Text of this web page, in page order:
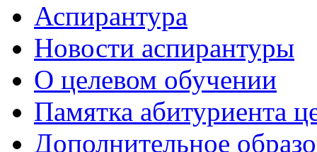
Аспирантура
Новости аспирантуры
О целевом обучении
Памятка абитуриента
Дополнительное